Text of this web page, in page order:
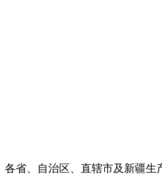
各省、自治区、直辖市及新疆生